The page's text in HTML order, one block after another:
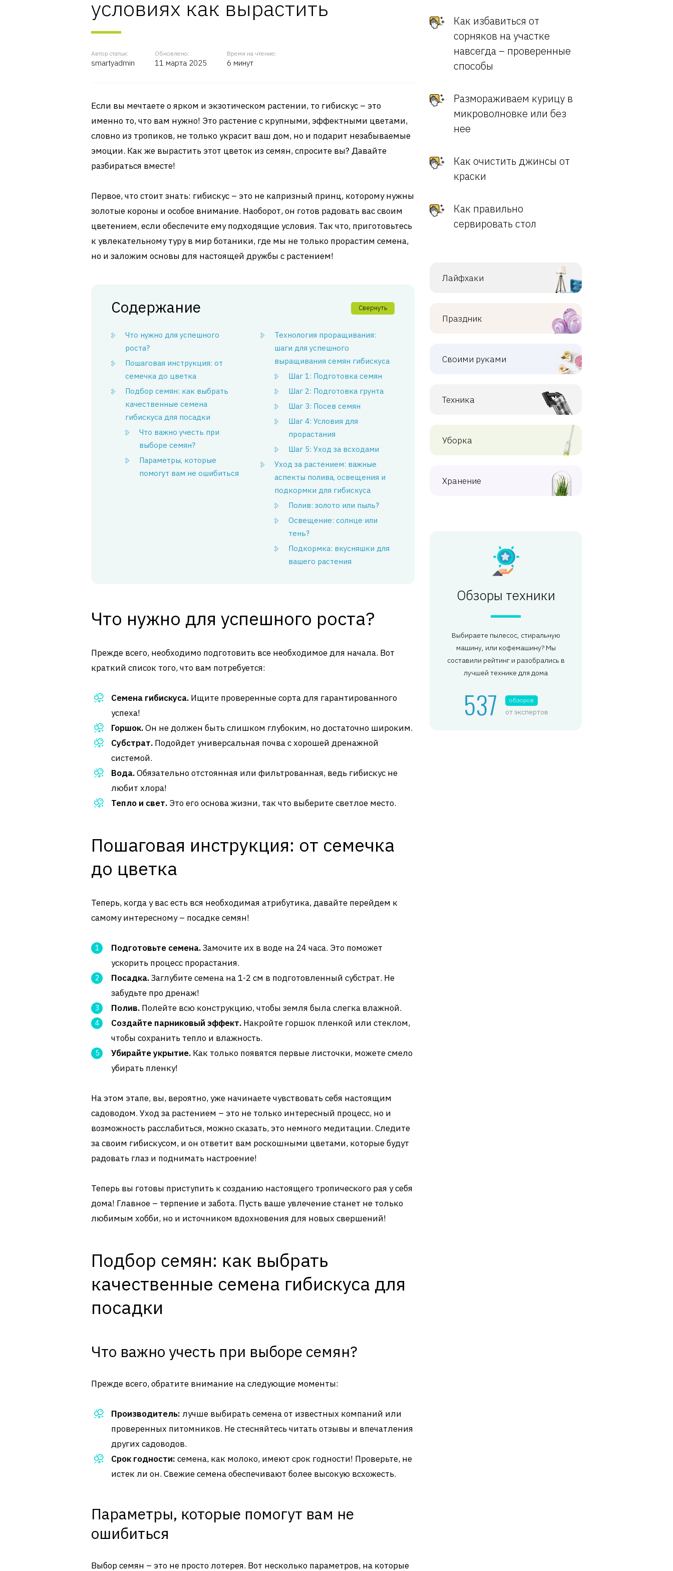
условиях как вырастить
Автор статьи:
smartyadmin
Обновлено:
11 марта 2025
Время на чтение:
6 минут
Если вы мечтаете о ярком и экзотическом растении, то гибискус – это
именно то, что вам нужно! Это растение с крупными, эффектными цветами,
словно из тропиков, не только украсит ваш дом, но и подарит незабываемые
эмоции. Как же вырастить этот цветок из семян, спросите вы? Давайте
разбираться вместе!
Первое, что стоит знать: гибискус – это не капризный принц, которому нужны
золотые короны и особое внимание. Наоборот, он готов радовать вас своим
цветением, если обеспечите ему подходящие условия. Так что, приготовьтесь
к увлекательному туру в мир ботаники, где мы не только прорастим семена,
но и заложим основы для настоящей дружбы с растением!
Содержание Свернуть
Что нужно для успешного
роста?
Пошаговая инструкция: от
семечка до цветка
Подбор семян: как выбрать
качественные семена
гибискуса для посадки
Что важно учесть при
выборе семян?
Параметры, которые
помогут вам не ошибиться
Технология проращивания:
шаги для успешного
выращивания семян гибискуса
Шаг 1: Подготовка семян
Шаг 2: Подготовка грунта
Шаг 3: Посев семян
Шаг 4: Условия для
прорастания
Шаг 5: Уход за всходами
Уход за растением: важные
аспекты полива, освещения и
подкормки для гибискуса
Полив: золото или пыль?
Освещение: солнце или
тень?
Подкормка: вкусняшки для
вашего растения
Что нужно для успешного роста?
Прежде всего, необходимо подготовить все необходимое для начала. Вот
краткий список того, что вам потребуется:
Семена гибискуса. Ищите проверенные сорта для гарантированного
успеха!
Горшок.Он не должен быть слишком глубоким, но достаточно широким.
Субстрат. Подойдет универсальная почва с хорошей дренажной
системой.
Вода.Обязательно отстоянная или фильтрованная, ведь гибискус не
любит хлора!
Тепло и свет. Это его основа жизни, так что выберите светлое место.
Пошаговая инструкция: от семечка
до цветка
Теперь, когда у вас есть вся необходимая атрибутика, давайте перейдем к
самому интересному – посадке семян!
Подготовьте семена.Замочите их в воде на 24 часа. Это поможет
ускорить процесс прорастания.
Посадка.Заглубите семена на 1-2 см в подготовленный субстрат. Не
забудьте про дренаж!
Полив. Полейте всю конструкцию, чтобы земля была слегка влажной.
Создайте парниковый эффект. Накройте горшок пленкой или стеклом,
чтобы сохранить тепло и влажность.
Убирайте укрытие. Как только появятся первые листочки, можете смело
убирать пленку!
На этом этапе, вы, вероятно, уже начинаете чувствовать себя настоящим
садоводом. Уход за растением – это не только интересный процесс, но и
возможность расслабиться, можно сказать, это немного медитации. Следите
за своим гибискусом, и он ответит вам роскошными цветами, которые будут
радовать глаз и поднимать настроение!
Теперь вы готовы приступить к созданию настоящего тропического рая у себя
дома! Главное – терпение и забота. Пусть ваше увлечение станет не только
любимым хобби, но и источником вдохновения для новых свершений!
Подбор семян: как выбрать
качественные семена гибискуса для
посадки
Что важно учесть при выборе семян?
Прежде всего, обратите внимание на следующие моменты:
Производитель: лучше выбирать семена от известных компаний или
проверенных питомников. Не стесняйтесь читать отзывы и впечатления
других садоводов.
Срок годности: семена, как молоко, имеют срок годности! Проверьте, не
истек ли он. Свежие семена обеспечивают более высокую всхожесть.
Параметры, которые помогут вам не
ошибиться
Выбор семян – это не просто лотерея. Вот несколько параметров, на которые
Как избавиться от
сорняков на участке
навсегда – проверенные
способы
Размораживаем курицу в
микроволновке или без
нее
Как очистить джинсы от
краски
Как правильно
сервировать стол
Лайфхаки
Праздник
Своими руками
Техника
Уборка
Хранение
Обзоры техники
Выбираете пылесос, стиральную
машину, или кофемашину? Мы
составили рейтинг и разобрались в
лучшей технике для дома
537 обзоров
от экспертов